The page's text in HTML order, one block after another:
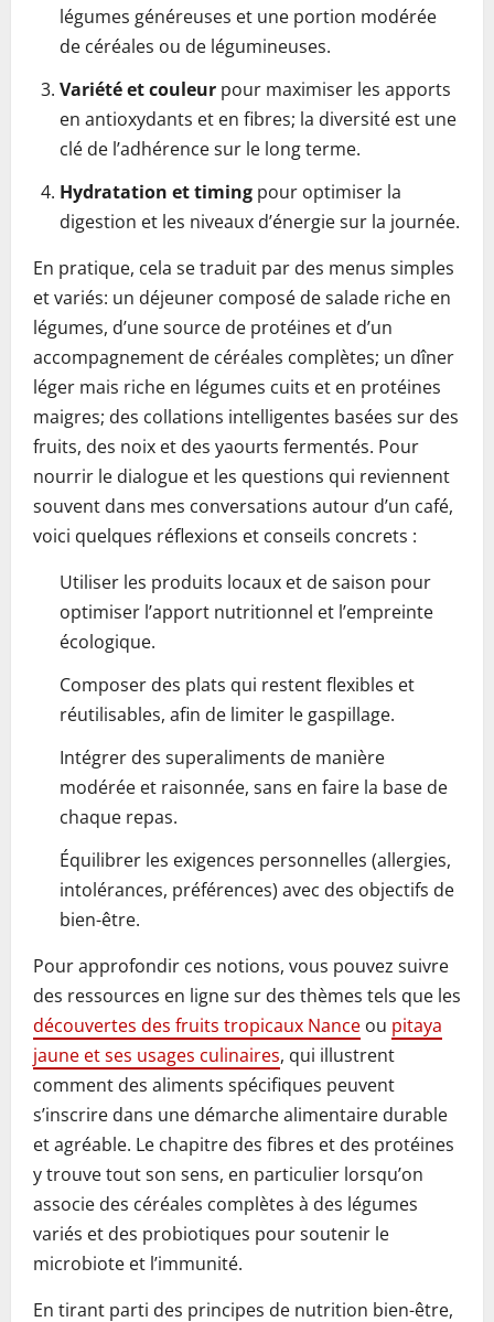
légumes généreuses et une portion modérée
de céréales ou de légumineuses.
Variété et couleur pour maximiser les apports
en antioxydants et en fibres; la diversité est une
clé de l’adhérence sur le long terme.
Hydratation et timing pour optimiser la
digestion et les niveaux d’énergie sur la journée.
En pratique, cela se traduit par des menus simples
et variés: un déjeuner composé de salade riche en
légumes, d’une source de protéines et d’un
accompagnement de céréales complètes; un dîner
léger mais riche en légumes cuits et en protéines
maigres; des collations intelligentes basées sur des
fruits, des noix et des yaourts fermentés. Pour
nourrir le dialogue et les questions qui reviennent
souvent dans mes conversations autour d’un café,
voici quelques réflexions et conseils concrets :
Utiliser les produits locaux et de saison pour
optimiser l’apport nutritionnel et l’empreinte
écologique.
Composer des plats qui restent flexibles et
réutilisables, afin de limiter le gaspillage.
Intégrer des superaliments de manière
modérée et raisonnée, sans en faire la base de
chaque repas.
Équilibrer les exigences personnelles (allergies,
intolérances, préférences) avec des objectifs de
bien-être.
Pour approfondir ces notions, vous pouvez suivre
des ressources en ligne sur des thèmes tels que les
découvertes des fruits tropicaux Nance ou pitaya
jaune et ses usages culinaires, qui illustrent
comment des aliments spécifiques peuvent
s’inscrire dans une démarche alimentaire durable
et agréable. Le chapitre des fibres et des protéines
y trouve tout son sens, en particulier lorsqu’on
associe des céréales complètes à des légumes
variés et des probiotiques pour soutenir le
microbiote et l’immunité.
En tirant parti des principes de nutrition bien-être,